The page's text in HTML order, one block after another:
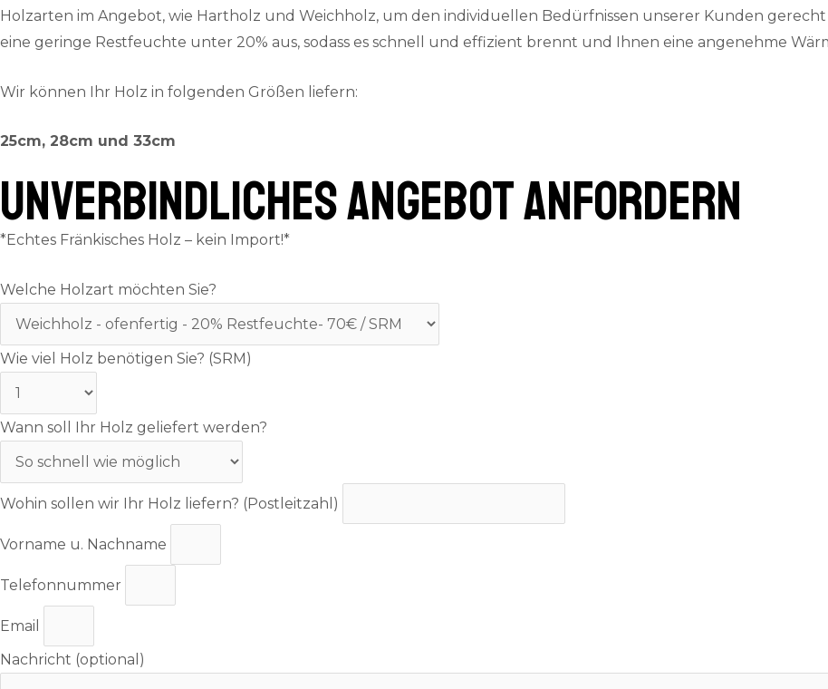
Holzarten im Angebot, wie Hartholz und Weichholz, um den individuellen Bedürfnissen unserer Kunden
eine geringe Restfeuchte unter 20% aus, sodass es schnell und effizient brennt und Ihnen eine angenehme
Wir können Ihr Holz in folgenden Größen liefern:
25cm, 28cm und 33cm
UNVERBINDLICHES ANGEBOT ANFORDERN
*Echtes Fränkisches Holz – kein Import!*
Welche Holzart möchten Sie?
Wie viel Holz benötigen Sie? (SRM)
Wann soll Ihr Holz geliefert werden?
Wohin sollen wir Ihr Holz liefern? (Postleitzahl)
Vorname u. Nachname
Telefonnummer
Email
Nachricht (optional)